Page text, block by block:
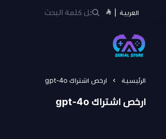
العربية
سيريل ستور | Serial Store
الرئيسية ارخص اشتراك gpt-4o
ارخص اشتراك gpt-4o